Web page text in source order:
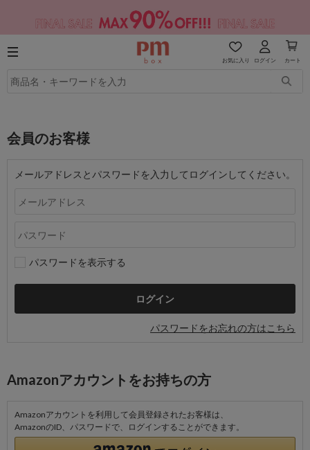
お気に入り ログイン カート
会員のお客様
メールアドレスとパスワードを入力してログインしてください。
パスワードを表示する
パスワードをお忘れの方はこちら
Amazonアカウントをお持ちの方
Amazonアカウントを利用して会員登録されたお客様は、
AmazonのID、パスワードで、ログインすることができます。